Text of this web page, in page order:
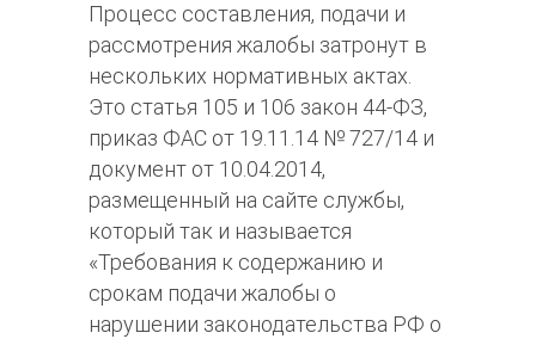
Процесс составления, подачи и
рассмотрения жалобы затронут в
нескольких нормативных актах.
Это статья 105 и 106 закон 44-ФЗ,
приказ ФАС от 19.11.14 № 727/14 и
документ от 10.04.2014,
размещенный на сайте службы,
который так и называется
«Требования к содержанию и
срокам подачи жалобы о
нарушении законодательства РФ о